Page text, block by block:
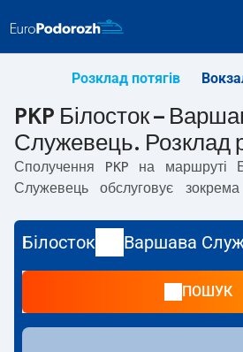
Розклад потягів
PKP Білосток –
Служевець. Розклад
Сполучення PKP на маршруті
Служевець обслуговує зокрема
Білосток–Варшава Служевець
потяги:— пропонують нижчу
станції Варшава Служевець.
Білосток Варшава
ПОШУК